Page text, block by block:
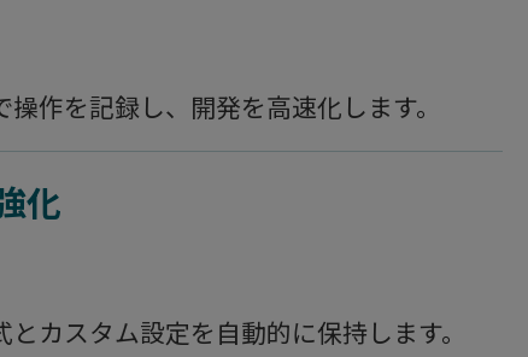
作を記録し、開発を高速化します。
化
カスタム設定を自動的に保持します。